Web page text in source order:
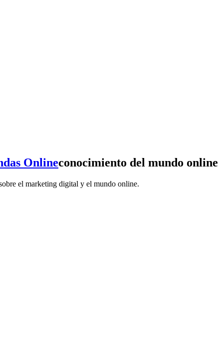
Onlineconocimiento del mundo online
el marketing digital y el mundo online.